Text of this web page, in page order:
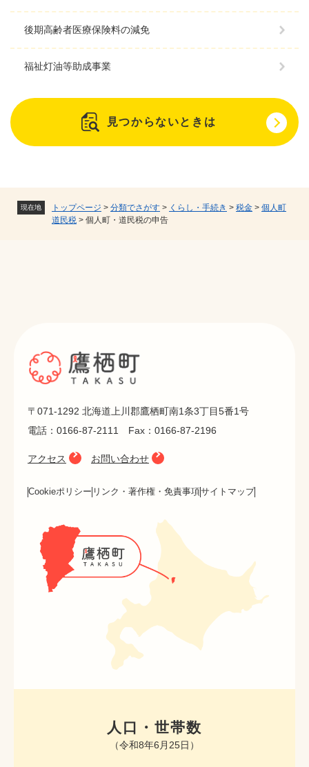
現在地 トップページ > 分類でさがす > くらし・手続き > 税金 > 個人町
道民税 > 個人町・道民税の申告
後期高齢者医療保険料の減免
福祉灯油等助成事業
見つからないときは
〒071-1292 北海道上川郡鷹栖町南1条3丁目5番1号
電話：0166-87-2111 Fax：0166-87-2196
アクセス お問い合わせ
Cookieポリシー リンク・著作権・免責事項サイトマップ
人口・世帯数
（令和8年6月25日）